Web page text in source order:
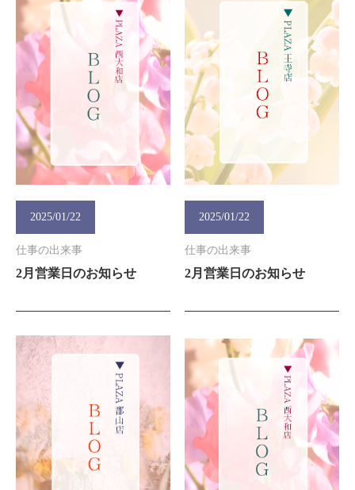
2025/01/22
仕事の出来事
2月営業日のお知らせ
2025/01/22
仕事の出来事
2月営業日のお知らせ